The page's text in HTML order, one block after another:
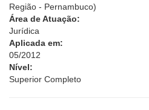
Região - Pernambuco)
Área de Atuação:
Jurídica
Aplicada em:
05/2012
Nível:
Superior Completo